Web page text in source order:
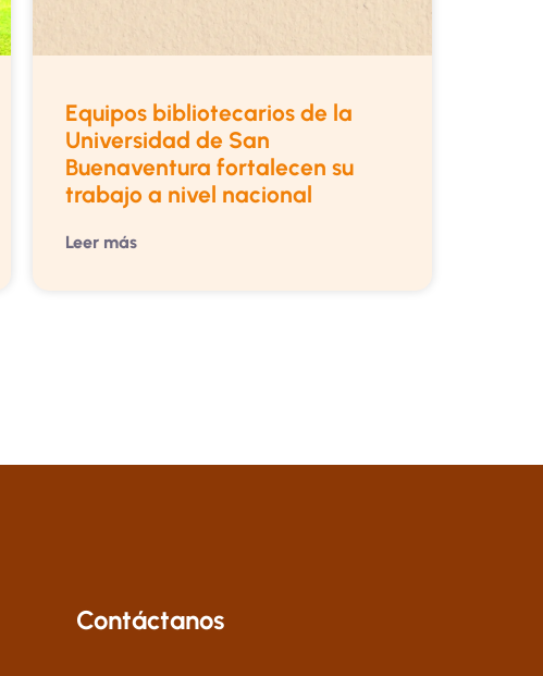
Equipos bibliotecarios de la
Universidad de San
Buenaventura fortalecen su
trabajo a nivel nacional
Leer más
Contáctanos